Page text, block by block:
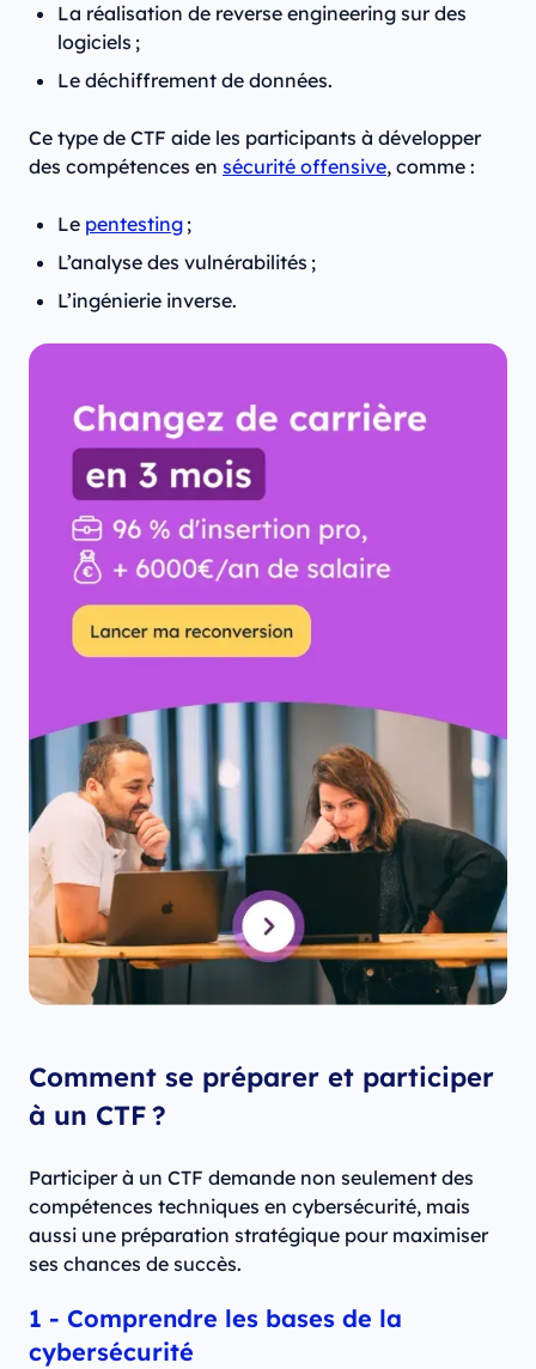
La réalisation de reverse engineering sur des
logiciels ;
Le déchiffrement de données.
Ce type de CTF aide les participants à développer
des compétences en sécurité offensive, comme :
Le pentesting ;
L’analyse des vulnérabilités ;
L’ingénierie inverse.
Comment se préparer et participer
à un CTF ?
Participer à un CTF demande non seulement des
compétences techniques en cybersécurité, mais
aussi une préparation stratégique pour maximiser
ses chances de succès.
1 - Comprendre les bases de la
cybersécurité